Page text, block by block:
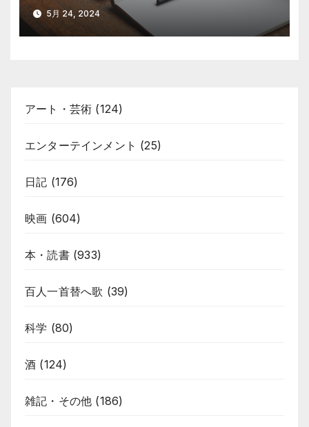
5月 24, 2024
アート・芸術 (124)
エンターテインメント (25)
日記 (176)
映画 (604)
本・読書(933)
百人一首替へ歌 (39)
科学 (80)
酒 (124)
雑記・その他 (186)